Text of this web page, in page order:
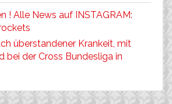
! Alle News auf INSTAGRAM:
überstandener Krankeit, mit
bei der Cross Bundesliga in